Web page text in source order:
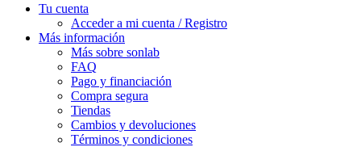
Tu cuenta
Acceder a mi cuenta / Registro
Más información
Más sobre sonlab
FAQ
Pago y financiación
Compra segura
Tiendas
Cambios y devoluciones
Términos y condiciones